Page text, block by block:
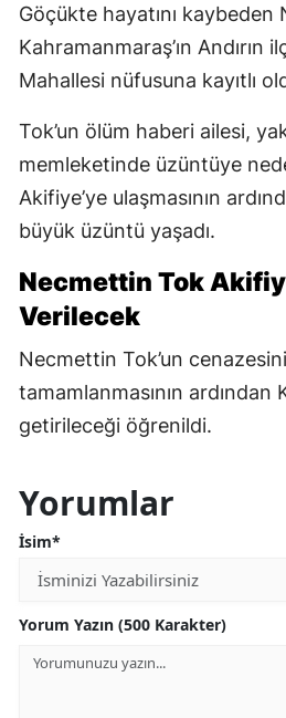
Göçükte hayatını kaybeden
Kahramanmaraş’ın Andırın
Mahallesi nüfusuna kayıtlı
Tok’un ölüm haberi ailesi,
memleketinde üzüntüye
Akifiye’ye ulaşmasının
büyük üzüntü yaşadı.
Necmettin Tok
Verilecek
Necmettin Tok’un
tamamlanmasının ardından
getirileceği öğrenildi.
Yorumlar
İsim*
Yorum Yazın (500 Karakter)